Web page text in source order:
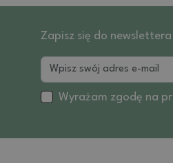
Zapisz się do
Wyrażam zgodę na